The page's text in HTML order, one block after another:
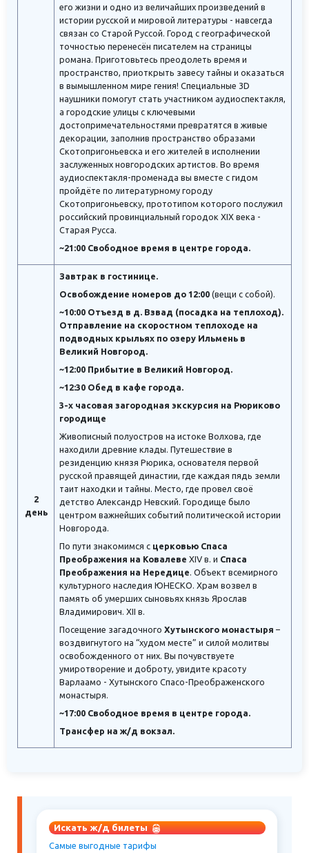
его жизни и одно из величайших произведений в
истории русской и мировой литературы - навсегда
связан со Старой Руссой. Город с географической
точностью перенесён писателем на страницы
романа. Приготовьтесь преодолеть время и
пространство, приоткрыть завесу тайны и оказаться
в вымышленном мире гения! Специальные 3D
наушники помогут стать участником аудиоспектакля,
а городские улицы с ключевыми
достопримечательностями превратятся в живые
декорации, заполнив пространство образами
Скотопригоньевска и его жителей в исполнении
заслуженных новгородских артистов. Во время
аудиоспектакля-променада вы вместе с гидом
пройдёте по литературному городу
Скотопригоньевску, прототипом которого послужил
российский провинциальный городок XIX века -
Старая Русса.
~21:00 Свободное время в центре города.
2
день
Завтрак в гостинице.
Освобождение номеров до 12:00 (вещи с собой).
~10:00 Отъезд в д. Взвад (посадка на теплоход).
Отправление на скоростном теплоходе на
подводных крыльях по озеру Ильмень в
Великий Новгород.
~12:00 Прибытие в Великий Новгород.
~12:30 Обед в кафе города.
3-х часовая загородная экскурсия на Рюриково
городище
Живописный полуостров на истоке Волхова, где
находили древние клады. Путешествие в
резиденцию князя Рюрика, основателя первой
русской правящей династии, где каждая пядь земли
таит находки и тайны. Место, где провел своё
детство Александр Невский. Городище было
центром важнейших событий политической истории
Новгорода.
По пути знакомимся с церковью Спаса
Преображения на Ковалеве XIV в. и Спаса
Преображения на Нередице. Объект всемирного
культурного наследия ЮНЕСКО. Храм возвел в
память об умерших сыновьях князь Ярослав
Владимирович. XII в.
Посещение загадочного Хутынского монастыря –
воздвигнутого на “худом месте” и силой молитвы
освобожденного от них. Вы почувствуете
умиротворение и доброту, увидите красоту
Варлаамо - Хутынского Спасо-Преображенского
монастыря.
~17:00 Свободное время в центре города.
Трансфер на ж/д вокзал.
Искать ж/д билеты
Самые выгодные тарифы